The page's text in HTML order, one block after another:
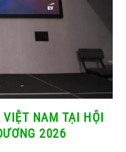
VIỆT NAM TẠI HỘI
2026